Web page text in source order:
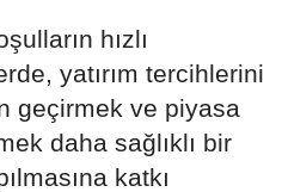
hızlı
yatırım tercihlerini
geçirmek ve piyasa
daha sağlıklı bir
katkı